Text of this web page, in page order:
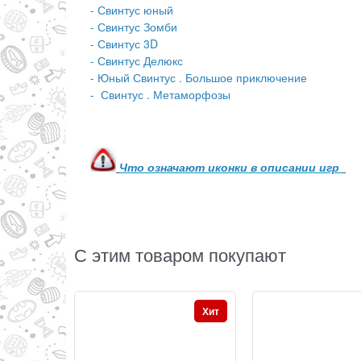
- Свинтус юный
- Свинтус Зомби
- Свинтус 3D
- Свинтус Делюкс
- Юный Свинтус . Большое приключение
- Свинтус . Метаморфозы
Что означают иконки в описании игр
С этим товаром покупают
Хит